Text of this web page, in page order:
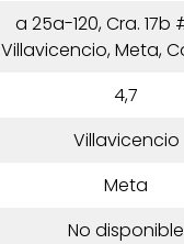
a 25a-120, Cra. 17b
Villavicencio, Meta,
4,7
Villavicencio
Meta
No disponible